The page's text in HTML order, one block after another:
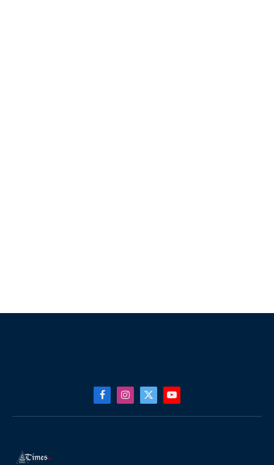
FacebookInstagram
X
YouTube